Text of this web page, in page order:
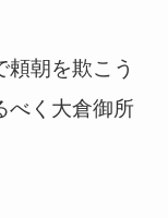
頼朝を欺こう
べく大倉御所